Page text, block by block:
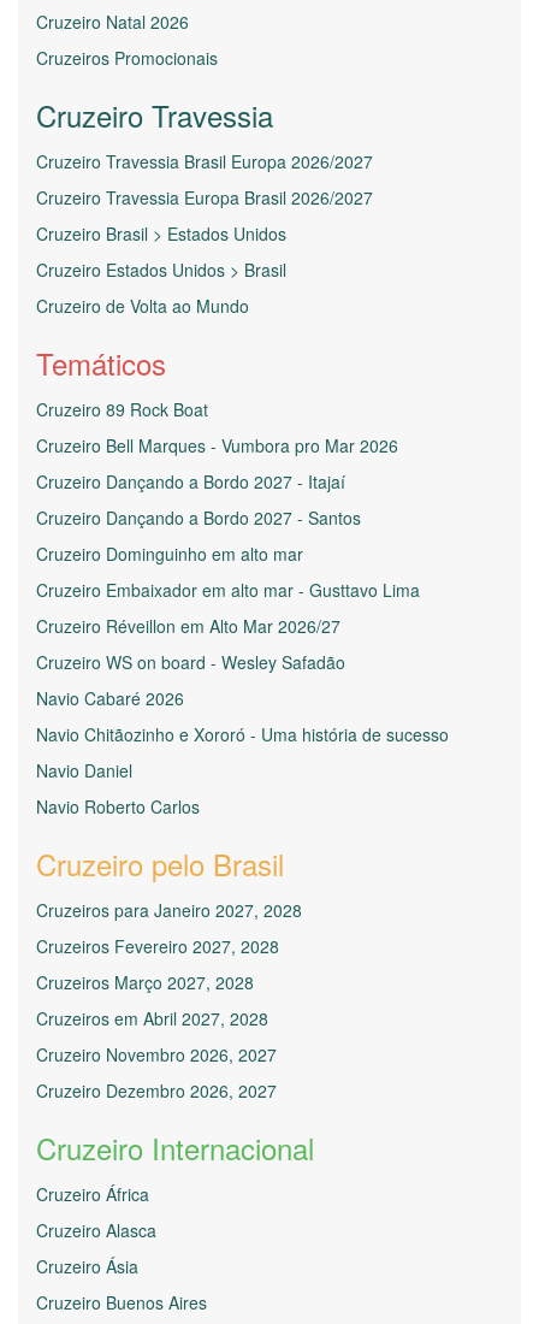
Cruzeiro Natal 2026
Cruzeiros Promocionais
Cruzeiro Travessia
Cruzeiro Travessia Brasil Europa 2026/2027
Cruzeiro Travessia Europa Brasil 2026/2027
Cruzeiro Brasil > Estados Unidos
Cruzeiro Estados Unidos > Brasil
Cruzeiro de Volta ao Mundo
Temáticos
Cruzeiro 89 Rock Boat
Cruzeiro Bell Marques - Vumbora pro Mar 2026
Cruzeiro Dançando a Bordo 2027 - Itajaí
Cruzeiro Dançando a Bordo 2027 - Santos
Cruzeiro Dominguinho em alto mar
Cruzeiro Embaixador em alto mar - Gusttavo Lima
Cruzeiro Réveillon em Alto Mar 2026/27
Cruzeiro WS on board - Wesley Safadão
Navio Cabaré 2026
Navio Chitãozinho e Xororó - Uma história de sucesso
Navio Daniel
Navio Roberto Carlos
Cruzeiro pelo Brasil
Cruzeiros para Janeiro 2027, 2028
Cruzeiros Fevereiro 2027, 2028
Cruzeiros Março 2027, 2028
Cruzeiros em Abril 2027, 2028
Cruzeiro Novembro 2026, 2027
Cruzeiro Dezembro 2026, 2027
Cruzeiro Internacional
Cruzeiro África
Cruzeiro Alasca
Cruzeiro Ásia
Cruzeiro Buenos Aires